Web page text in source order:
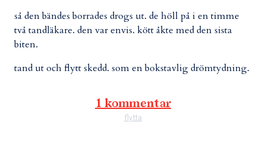
så den bändes borrades drogs ut. de höll på i en timme
två tandläkare. den var envis. kött åkte med den sista
biten.
tand ut och flytt skedd. som en bokstavlig drömtydning.
1 kommentar
flytta